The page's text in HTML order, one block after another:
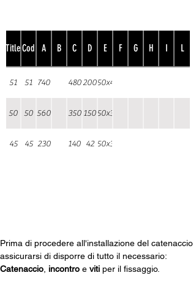
TitleCod A B C D E F G H I L
51 51 740 48020050x4
50 50 560 350 15050x3
45 45 230 140 42 50x3
Prima di procedere all'installazione del catenaccio
assicurarsi di disporre di tutto il necessario:
Catenaccio incontro e viti per il fissaggio.